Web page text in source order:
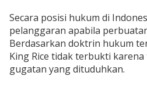
Secara posisi hukum di
pelanggaran apabila
Berdasarkan doktrin hukum
King Rice tidak terbukti
gugatan yang dituduhkan.